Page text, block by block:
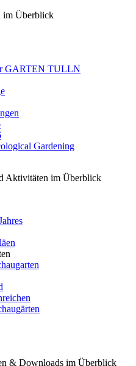
im Überblick
GARTEN TULLN
Gardening
Aktivitäten im Überblick
& Downloads im Überblick